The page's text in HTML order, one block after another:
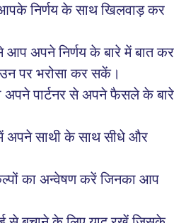
निर्णय के साथ खिलवाड़ कर
आप अपने निर्णय के बारे में बात कर
पर भरोसा कर सकें।
पार्टनर से अपने फैसले के बारे
अपने साथी के साथ सीधे और
का अन्वेषण करें जिनका आप